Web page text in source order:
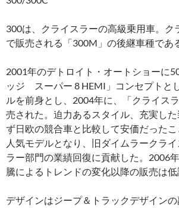
300は、クライスラーの高級乗用車。ク
で販売される「300M」の後継車種であ
2001年のデトロイト・オートショーに
ッジ スーパー 8 HEMI」コンセプトと
ルを前身とし、2004年に、「クライス
売された。迫力あるスタイル、充実し
ず日欧の競合車と比較して安価だった
人気モデルとなり、旧ダイムラークラ
ラー部門の業績回復に貢献した。2006
騰によるトレンドの変化以降の販売は低
デザインはジープ＆トラックデザインの